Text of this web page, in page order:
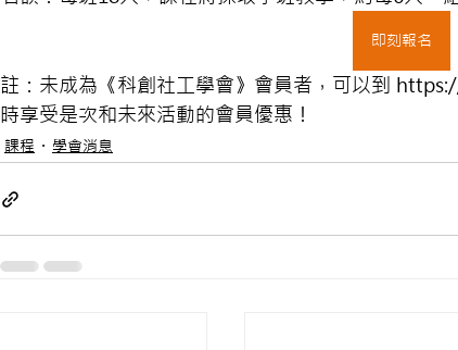
即刻報名
註：未成為《科創社工學會》會員者，可以到
時享受是次和未來活動的會員優惠！
課程 學會消息